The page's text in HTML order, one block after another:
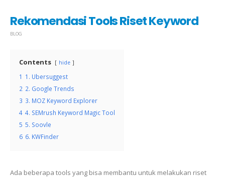
Rekomendasi Tools Riset Keyword
BLOG
Contents hide
1 1. Ubersuggest
2 2. Google Trends
3 3. MOZ Keyword Explorer
4 4. SEMrush Keyword Magic Tool
5 5. Soovle
6 6. KWFinder
Ada beberapa tools yang bisa membantu untuk melakukan riset